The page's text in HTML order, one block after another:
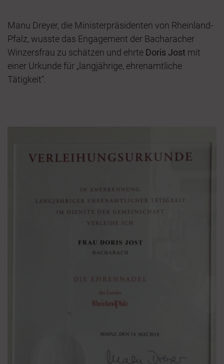
Manu Dreyer, die Ministerpräsidenten von Rheinland-
Pfalz, wusste das Engagement der Bacharacher
Winzersfrau zu schätzen und ehrte Doris Jost mit
einer Urkunde für „langjährige, ehrenamtliche
Tätigkeit“.